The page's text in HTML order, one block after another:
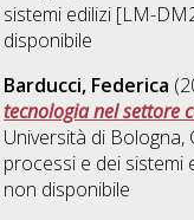
sistemi edilizi [LM-
disponibile
Barducci, Federica
tecnologia nel settore
Università di Bologna,
processi e dei sistemi
non disponibile